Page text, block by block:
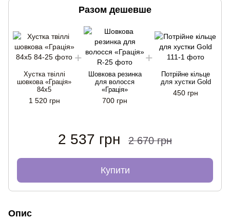
Разом дешевше
Хустка твіллі
шовкова «Грація»
84x5
1 520 грн
Шовкова резинка
для волосся
«Грація»
700 грн
Потрійне кільце
для хустки Gold
450 грн
2 537 грн 2 670 грн
Купити
Опис